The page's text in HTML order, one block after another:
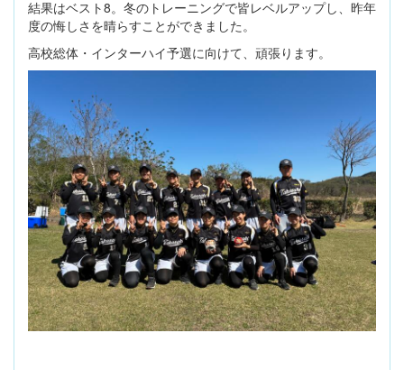
結果はベスト8。冬のトレーニングで皆レベルアップし、昨年
度の悔しさを晴らすことができました。
高校総体・インターハイ予選に向けて、頑張ります。